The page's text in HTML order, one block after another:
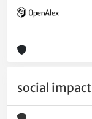
social impact